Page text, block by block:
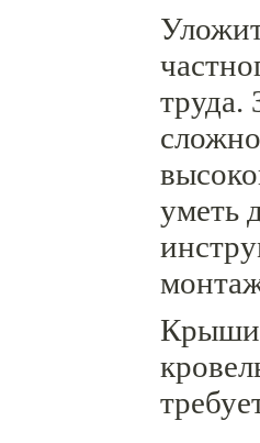
труда.
уметь
Крыши